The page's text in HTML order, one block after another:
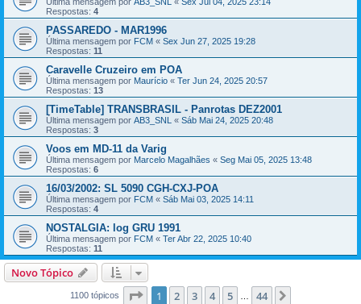
Respostas: 4
PASSAREDO - MAR1996
Última mensagem por FCM « Sex Jun 27, 2025 19:28
Respostas: 11
Caravelle Cruzeiro em POA
Última mensagem por Maurício « Ter Jun 24, 2025 20:57
Respostas: 13
[TimeTable] TRANSBRASIL - Panrotas DEZ2001
Última mensagem por AB3_SNL « Sáb Mai 24, 2025 20:48
Respostas: 3
Voos em MD-11 da Varig
Última mensagem por Marcelo Magalhães « Seg Mai 05, 2025 13:48
Respostas: 6
16/03/2002: SL 5090 CGH-CXJ-POA
Última mensagem por FCM « Sáb Mai 03, 2025 14:11
Respostas: 4
NOSTALGIA: log GRU 1991
Última mensagem por FCM « Ter Abr 22, 2025 10:40
Respostas: 11
Novo Tópico
1100 tópicos Página de 44
1 2 3 4 5 44